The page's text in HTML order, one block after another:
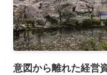
意図から離れた経営